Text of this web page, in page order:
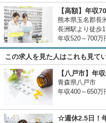
【高額】年収
熊本県玉名郡長
長洲駅より徒歩
年収520～700万
この求人を見た人はこれも見て
【八戸市】年
青森県八戸市
年収400～650万
☆週休2.5日！